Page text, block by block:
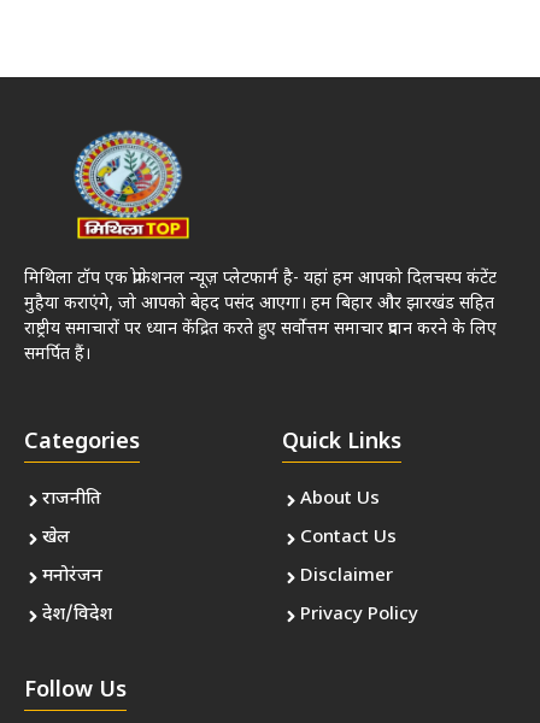
मिथिला टॉप एक प्रोफेशनल न्यूज़ प्लेटफार्म है- यहां हम आपको दिलचस्प कंटेंट
मुहैया कराएंगे, जो आपको बेहद पसंद आएगा। हम बिहार और झारखंड सहित
राष्ट्रीय समाचारों पर ध्यान केंद्रित करते हुए सर्वोत्तम समाचार प्रदान करने के लिए
समर्पित हैं।
Categories
राजनीति
खेल
मनोरंजन
देश/विदेश
Quick Links
About Us
Contact Us
Disclaimer
Privacy Policy
Follow Us